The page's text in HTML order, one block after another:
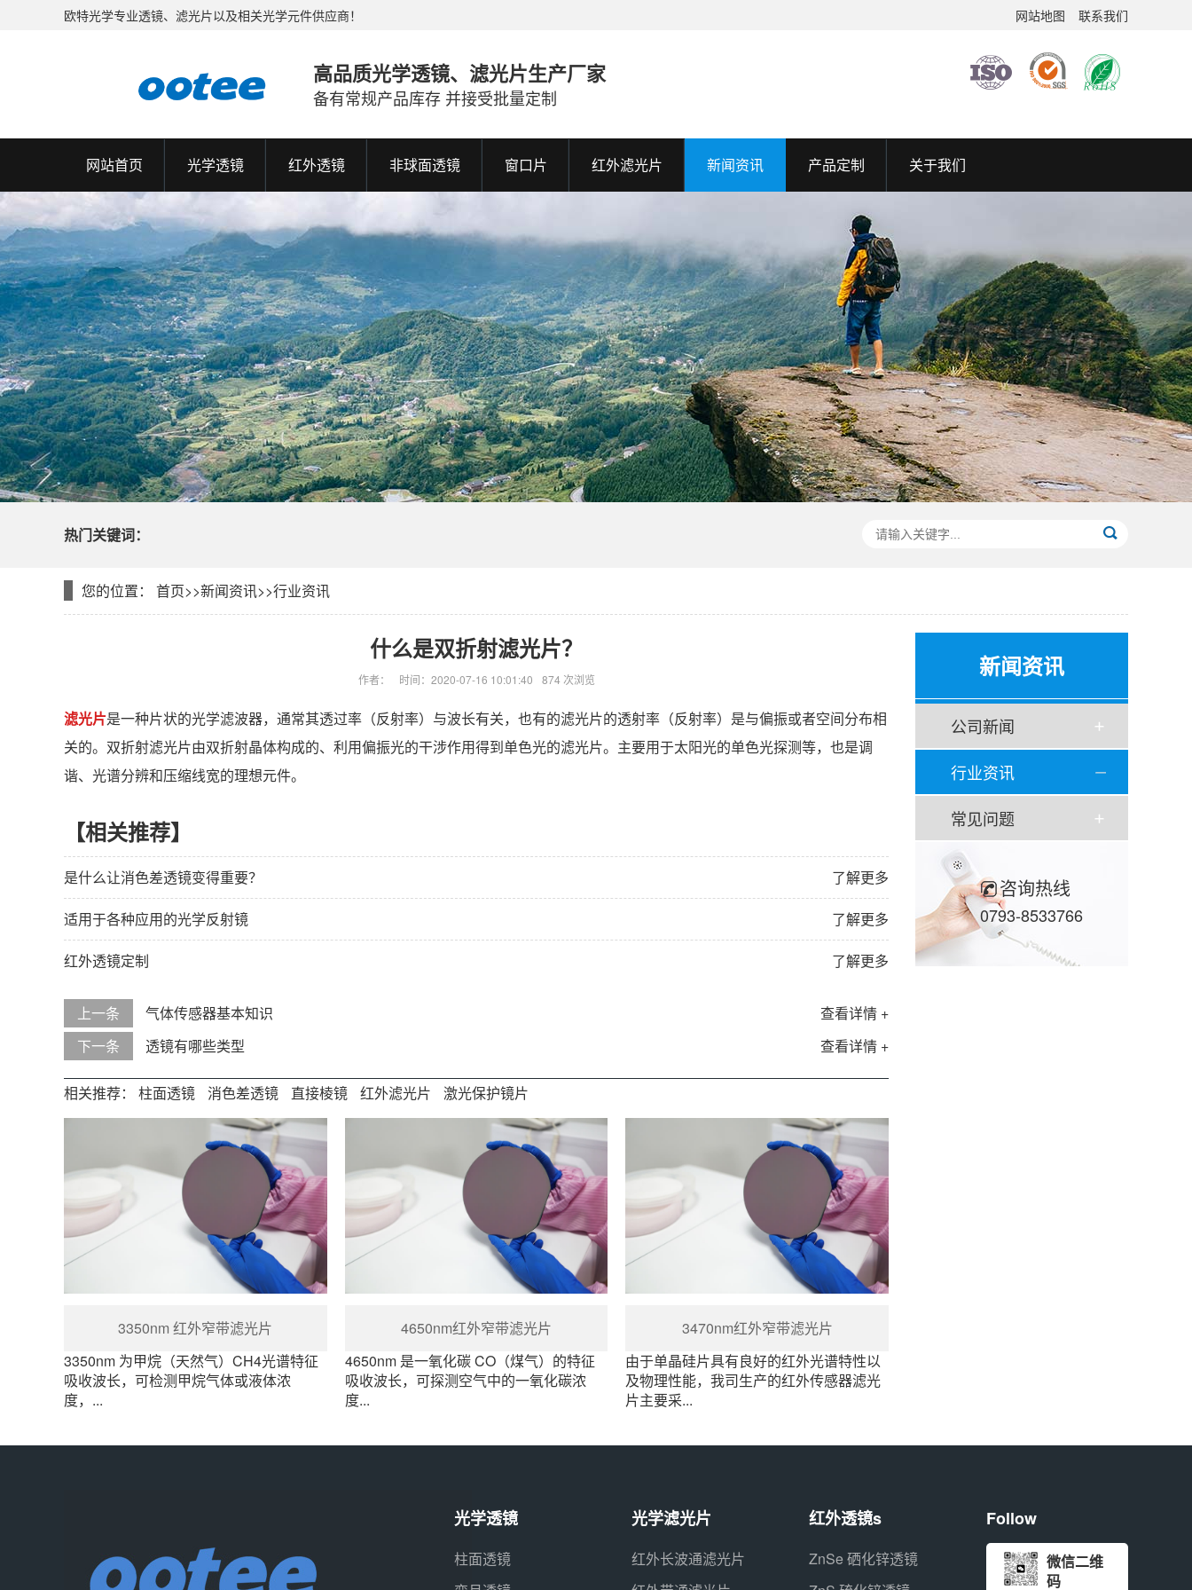
网站地图 联系我们
欧特光学专业透镜、滤光片以及相关光学元件供应商！
高品质光学透镜、滤光片生产厂家
备有常规产品库存 并接受批量定制
网站首页 光学透镜 红外透镜 非球面透镜 窗口片 红外滤光片 新闻资讯 产品定制 关于我们
热门关键词：
您的位置： 首页>>新闻资讯>>行业资讯
新闻资讯
公司新闻
行业资讯
常见问题
咨询热线
0793-8533766
什么是双折射滤光片？
作者： 时间：2020-07-16 10:01:40 874 次浏览
滤光片是一种片状的光学滤波器，通常其透过率（反射率）与波长有关，也有的滤光片的透射率（反射率）是与偏振或者空间分布相
关的。双折射滤光片由双折射晶体构成的、利用偏振光的干涉作用得到单色光的滤光片。主要用于太阳光的单色光探测等，也是调
谐、光谱分辨和压缩线宽的理想元件。
【相关推荐】
了解更多
是什么让消色差透镜变得重要？
了解更多
适用于各种应用的光学反射镜
了解更多
红外透镜定制
上一条 查看详情 +
气体传感器基本知识
下一条
查看详情 +
透镜有哪些类型
相关推荐： 柱面透镜 消色差透镜 直接棱镜 红外滤光片 激光保护镜片
3350nm 红外窄带滤光片
3350nm 为甲烷（天然气）CH4光谱特征
吸收波长，可检测甲烷气体或液体浓
度，...
4650nm红外窄带滤光片
4650nm 是一氧化碳 CO（煤气）的特征
吸收波长，可探测空气中的一氧化碳浓
度...
3470nm红外窄带滤光片
由于单晶硅片具有良好的红外光谱特性以
及物理性能，我司生产的红外传感器滤光
片主要采...
光学透镜
柱面透镜
光学滤光片
红外长波通滤光片
红外透镜s
ZnSe 硒化锌透镜
Follow
微信二维
码